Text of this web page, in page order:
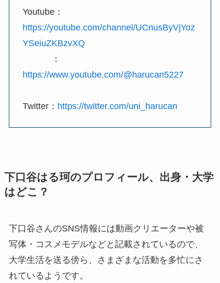
Youtube：
https://youtube.com/channel/UCnusByVjYoz
YSeiuZKBzvXQ
：
https://www.youtube.com/@harucan5227
Twitter： https://twitter.com/uni_harucan
下口谷はる珂のプロフィール、出身・大学
はどこ？
下口谷さんのSNS情報には動画クリエーターや被
写体・コスメモデルなどと記載されているので、
大学生活を送る傍ら、さまざまな活動を多忙にさ
れているようです。